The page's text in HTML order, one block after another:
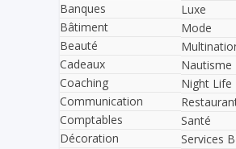
Banques
Bâtiment
Beauté
Cadeaux
Coaching
Communication
Comptables
Décoration
Luxe
Mode
Nautisme
Night Life
Santé
Services